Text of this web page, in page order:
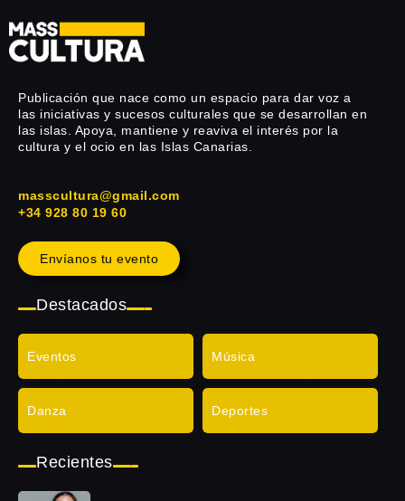
Publicación que nace como un espacio para dar voz a
las iniciativas y sucesos culturales que se desarrollan en
las islas. Apoya, mantiene y reaviva el interés por la
cultura y el ocio en las Islas Canarias.
masscultura@gmail.com
+34 928 80 19 60
Envíanos tu evento
Destacados
Eventos Música
Danza Deportes
Recientes